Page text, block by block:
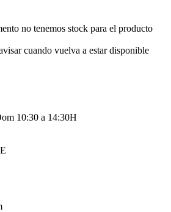
no tenemos stock para el producto
cuando vuelva a estar disponible
10:30 a 14:30H